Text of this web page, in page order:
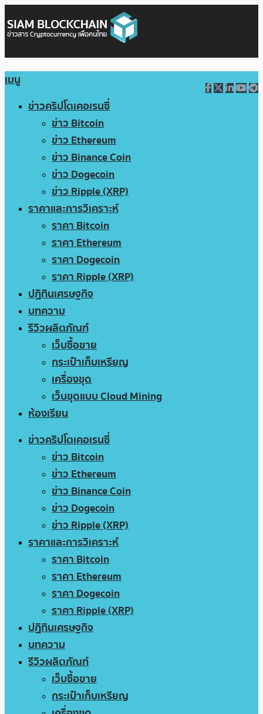
เมนู
ข่าวคริปโตเคอเรนซี่
ข่าว Bitcoin
ข่าว Ethereum
ข่าว Binance Coin
ข่าว Dogecoin
ข่าว Ripple (XRP)
ราคาและการวิเคราะห์
ราคา Bitcoin
ราคา Ethereum
ราคา Dogecoin
ราคา Ripple (XRP)
ปฏิทินเศรษฐกิจ
บทความ
รีวิวผลิตภัณฑ์
เว็บซื้อขาย
กระเป๋าเก็บเหรียญ
เครื่องขุด
เว็บขุดแบบ Cloud Mining
ห้องเรียน
ข่าวคริปโตเคอเรนซี่
ข่าว Bitcoin
ข่าว Ethereum
ข่าว Binance Coin
ข่าว Dogecoin
ข่าว Ripple (XRP)
ราคาและการวิเคราะห์
ราคา Bitcoin
ราคา Ethereum
ราคา Dogecoin
ราคา Ripple (XRP)
ปฏิทินเศรษฐกิจ
บทความ
รีวิวผลิตภัณฑ์
เว็บซื้อขาย
กระเป๋าเก็บเหรียญ